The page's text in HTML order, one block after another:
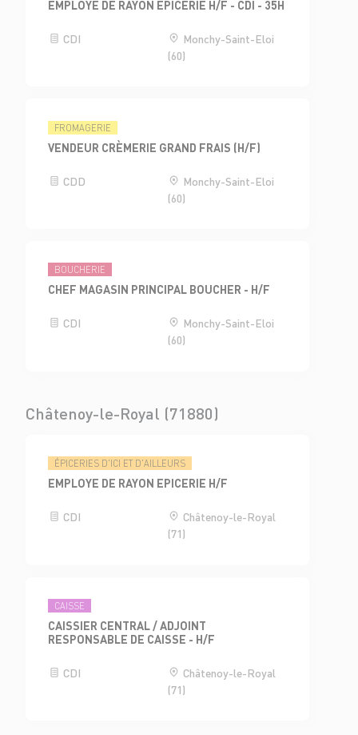
EMPLOYE DE RAYON EPICERIE H/F - CDI - 35H
CDI
Monchy-Saint-Eloi
(60)
FROMAGERIE
VENDEUR CRÈMERIE GRAND FRAIS (H/F)
CDD
Monchy-Saint-Eloi
(60)
BOUCHERIE
CHEF MAGASIN PRINCIPAL BOUCHER - H/F
CDI
Monchy-Saint-Eloi
(60)
Châtenoy-le-Royal (71880)
ÉPICERIES D'ICI ET D'AILLEURS
EMPLOYE DE RAYON EPICERIE H/F
CDI
Châtenoy-le-Royal
(71)
CAISSE
CAISSIER CENTRAL / ADJOINT
RESPONSABLE DE CAISSE - H/F
CDI
Châtenoy-le-Royal
(71)